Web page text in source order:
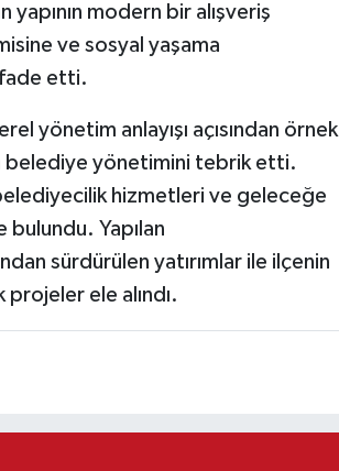
modern bir alışveriş
ve sosyal yaşama
ifade etti.
yönetim anlayışı açısından örnek
yönetimini tebrik etti.
hizmetleri ve geleceğe
bulundu. Yapılan
sürdürülen yatırımlar ile ilçenin
ele alındı.